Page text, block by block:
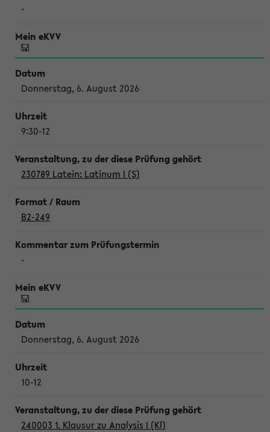
-
Donnerstag, 6. August 2026
9:30-12
230789 Latein: Latinum I (S)
B2-249
-
Donnerstag, 6. August 2026
10-12
240003 1. Klausur zu Analysis I (Kl)